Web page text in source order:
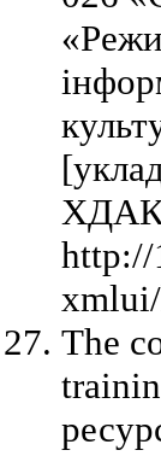
http://
The